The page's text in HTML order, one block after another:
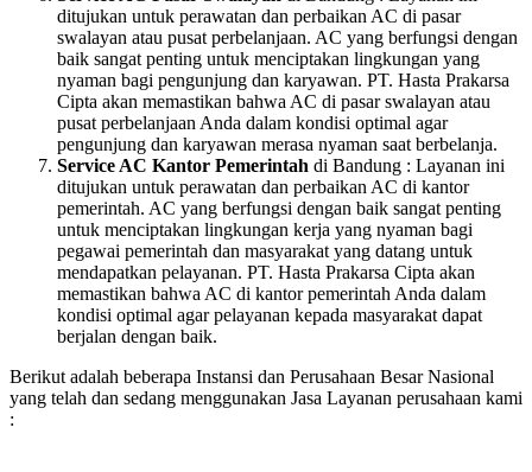
ditujukan untuk perawatan dan perbaikan AC di pasar
swalayan atau pusat perbelanjaan. AC yang berfungsi dengan
baik sangat penting untuk menciptakan lingkungan yang
nyaman bagi pengunjung dan karyawan. PT. Hasta Prakarsa
Cipta akan memastikan bahwa AC di pasar swalayan atau
pusat perbelanjaan Anda dalam kondisi optimal agar
pengunjung dan karyawan merasa nyaman saat berbelanja.
Service AC Kantor Pemerintah di Bandung : Layanan ini
ditujukan untuk perawatan dan perbaikan AC di kantor
pemerintah. AC yang berfungsi dengan baik sangat penting
untuk menciptakan lingkungan kerja yang nyaman bagi
pegawai pemerintah dan masyarakat yang datang untuk
mendapatkan pelayanan. PT. Hasta Prakarsa Cipta akan
memastikan bahwa AC di kantor pemerintah Anda dalam
kondisi optimal agar pelayanan kepada masyarakat dapat
berjalan dengan baik.
Berikut adalah beberapa Instansi dan Perusahaan Besar Nasional
yang telah dan sedang menggunakan Jasa Layanan perusahaan kami
: